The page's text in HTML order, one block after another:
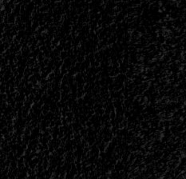
</span>
</small>
<div>Que
La
Memoria
No
Falle</div>